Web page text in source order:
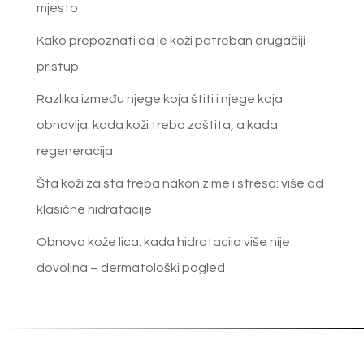
mjesto
Kako prepoznati da je koži potreban drugačiji
pristup
Razlika između njege koja štiti i njege koja
obnavlja: kada koži treba zaštita, a kada
regeneracija
Šta koži zaista treba nakon zime i stresa: više od
klasične hidratacije
Obnova kože lica: kada hidratacija više nije
dovoljna – dermatološki pogled